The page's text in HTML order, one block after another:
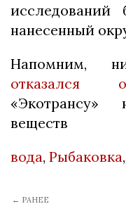
исследований
нанесенный
Напомним,
отказался
веществ
вода, Рыбаковка,
← РАНЕЕ